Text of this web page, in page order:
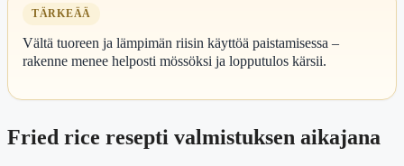
TÄRKEÄÄ
Vältä tuoreen ja lämpimän riisin käyttöä paistamisessa –
rakenne menee helposti mössöksi ja lopputulos kärsii.
Fried rice resepti valmistuksen aikajana